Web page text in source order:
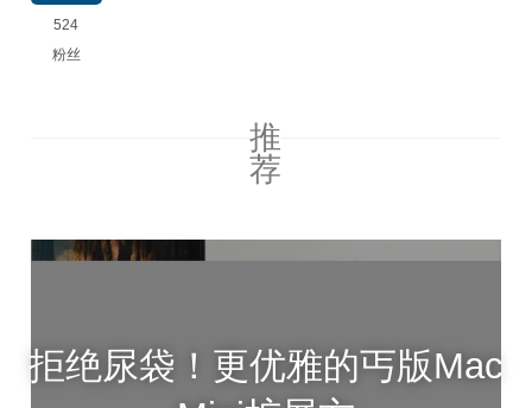
524
粉丝
推
荐
拒绝尿袋！更优雅的丐版Mac